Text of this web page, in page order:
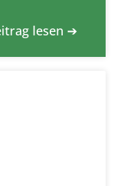
lesen ➔